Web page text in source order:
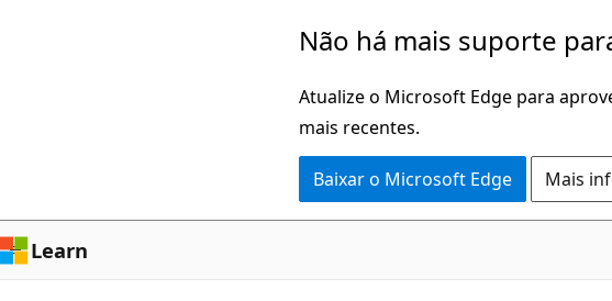
Não há mais suporte
Atualize o Microsoft Edge para
mais recentes.
Baixar o Microsoft Edge Mais
Learn